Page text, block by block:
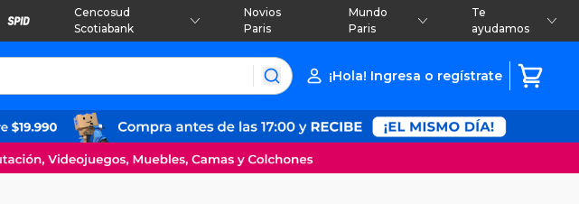
Cencosud
Scotiabank
Novios
Paris
Mundo
Paris
Te
ayudamos
¡Hola! Ingresa o regístrate